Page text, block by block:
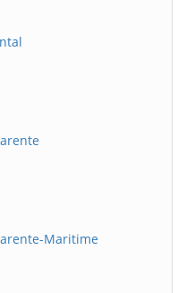
Maritime